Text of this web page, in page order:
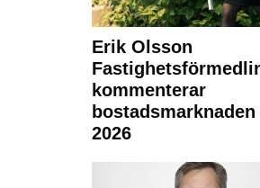
Erik Olsson
kommenterar
2026